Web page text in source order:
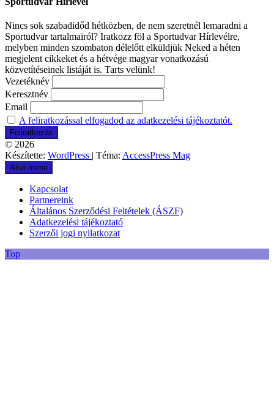
Nincs sok szabadidőd hétközben, de nem szeretnél lemaradni a
Sportudvar tartalmairól? Iratkozz föl a Sportudvar Hírlevélre,
melyben minden szombaton délelőtt elküldjük Neked a héten
megjelent cikkeket és a hétvége magyar vonatkozású
közvetítéseinek listáját is. Tarts velünk!
Vezetéknév
Keresztnév
Email
A feliratkozással elfogadod az adatkezelési tájékoztatót.
© 2026
Készítette: WordPress | Téma: AccessPress Mag
Alsó menü
Kapcsolat
Partnereink
Általános Szerződési Feltételek (ÁSZF)
Adatkezelési tájékoztató
Szerzői jogi nyilatkozat
Top